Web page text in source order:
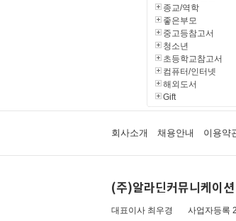
종교/역학
좋은부모
중고등참고서
청소년
초등학교참고서
컴퓨터/인터넷
해외도서
Gift
회사소개 채용안내 이용약
(주)알라딘커뮤니케이션
대표이사 최우경 사업자등록